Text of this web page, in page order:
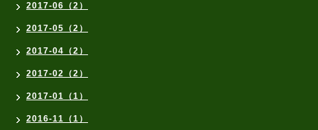
2017-06（2）
2017-05（2）
2017-04（2）
2017-02（2）
2017-01（1）
2016-11（1）